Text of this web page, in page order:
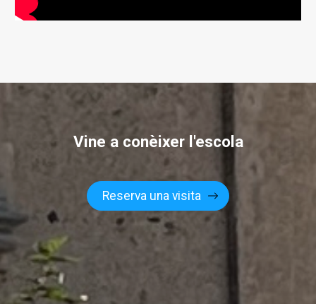
Vine a conèixer l'escola
Reserva una visita